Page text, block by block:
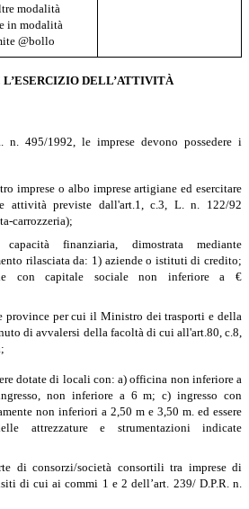
modalità
in modalità
@bollo
L’ESERCIZIO DELL’ATTIVITÀ
n. 495/1992, le imprese devono possedere i
imprese o albo imprese artigiane ed esercitare
attività previste dall'art.1, c.3, L. n. 122/92
carrozzeria);
capacità finanziaria, dimostrata mediante
rilasciata da: 1) aziende o istituti di credito;
con capitale sociale non inferiore a €
province per cui il Ministro dei trasporti e della
di avvalersi della facoltà di cui all'art.80, c.8,
dotate di locali con: a) officina non inferiore a
non inferiore a 6 m; c) ingresso con
non inferiori a 2,50 m e 3,50 m. ed essere
attrezzature e strumentazioni indicate
di consorzi/società consortili tra imprese di
di cui ai commi 1 e 2 dell’art. 239/ D.P.R. n.